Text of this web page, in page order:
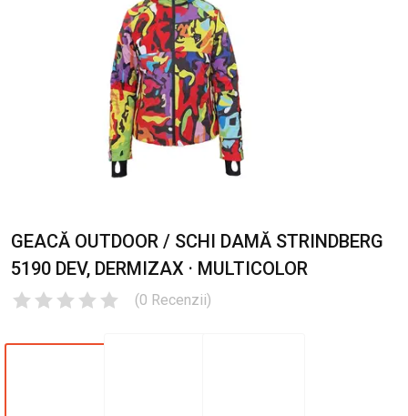
GEACĂ OUTDOOR / SCHI DAMĂ STRINDBERG
5190 DEV, DERMIZAX · MULTICOLOR
(0 Recenzii)